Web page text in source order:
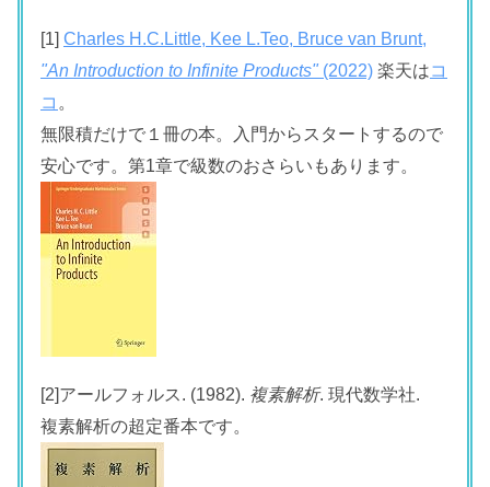
[1] Charles H.C.Little, Kee L.Teo, Bruce van Brunt,
"An Introduction to Infinite Products"(2022) 楽天はコ
コ 。
無限積だけで１冊の本。入門からスタートするので
安心です。第1章で級数のおさらいもあります。
[2]アールフォルス. (1982). 複素解析. 現代数学社.
複素解析の超定番本です。